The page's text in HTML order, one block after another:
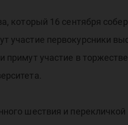
который 16 сентября
участие первокурсники
участие в
шествия и